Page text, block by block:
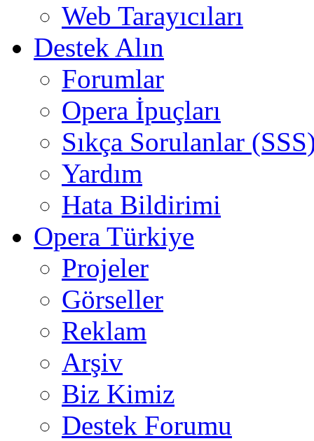
Web Tarayıcıları
Destek Alın
Forumlar
Opera İpuçları
Sıkça Sorulanlar
Yardım
Hata Bildirimi
Opera Türkiye
Projeler
Görseller
Reklam
Arşiv
Biz Kimiz
Destek Forumu